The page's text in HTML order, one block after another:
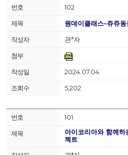
102
원데이클래스-쥬쥬동
관*자
2024.07.04
5,202
101
아이코리아와 함께
젝트